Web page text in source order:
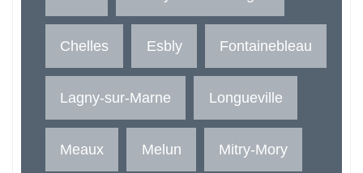
Chelles Esbly Fontainebleau
Lagny-sur-Marne Longueville
Meaux Melun Mitry-Mory